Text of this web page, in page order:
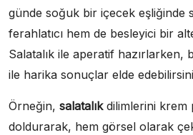
günde soğuk bir içecek eşliğinde
ferahlatıcı hem de besleyici bir
Salatalık ile aperatif hazırlarken,
ile harika sonuçlar elde
Örneğin, salatalıkdilimlerini krem
doldurarak, hem görsel olarak